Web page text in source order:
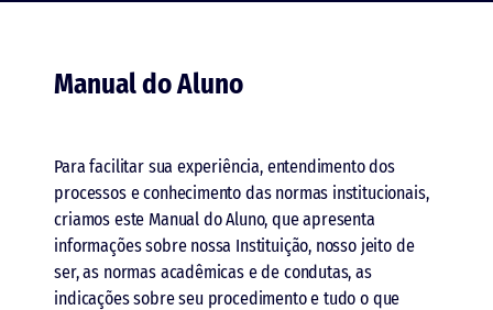
Manual do Aluno
Para facilitar sua experiência, entendimento dos
processos e conhecimento das normas institucionais,
criamos este Manual do Aluno, que apresenta
informações sobre nossa Instituição, nosso jeito de
ser, as normas acadêmicas e de condutas, as
indicações sobre seu procedimento e tudo o que